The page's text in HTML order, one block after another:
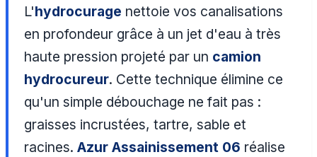
L'hydrocurage nettoie vos canalisations
en profondeur grâce à un jet d'eau à très
haute pression projeté par un camion
hydrocureur. Cette technique élimine ce
qu'un simple débouchage ne fait pas :
graisses incrustées, tartre, sable et
racines.Azur Assainissement 06 réalise